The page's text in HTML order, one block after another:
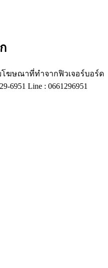
โฆษณาที่ทำจากฟิวเจอร์บอร์ด
Line : 0661296951